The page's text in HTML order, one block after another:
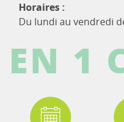
Horaires :
Du lundi au vendredi
EN 1